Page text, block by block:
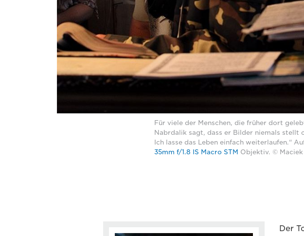
Für viele der Menschen, die früher dort
Nabrdalik sagt, dass er Bilder niemals stellt
Ich lasse das Leben einfach weiterlaufen.“
35mm f/1.8 IS Macro STM Objektiv. ©
Der